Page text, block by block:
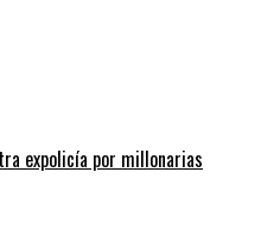
expolicía por millonarias